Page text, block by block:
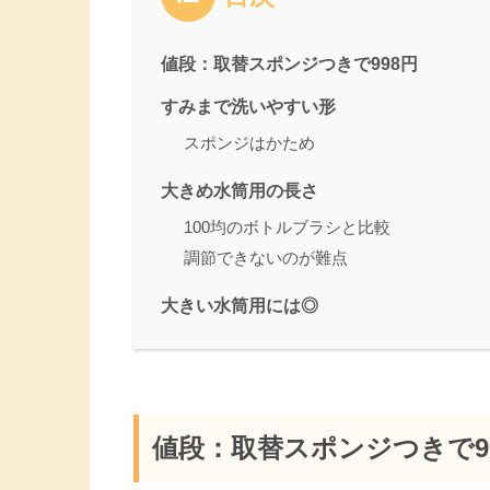
値段：取替スポンジつきで998円
すみまで洗いやすい形
スポンジはかため
大きめ水筒用の長さ
100均のボトルブラシと比較
調節できないのが難点
大きい水筒用には◎
値段：取替スポンジつきで